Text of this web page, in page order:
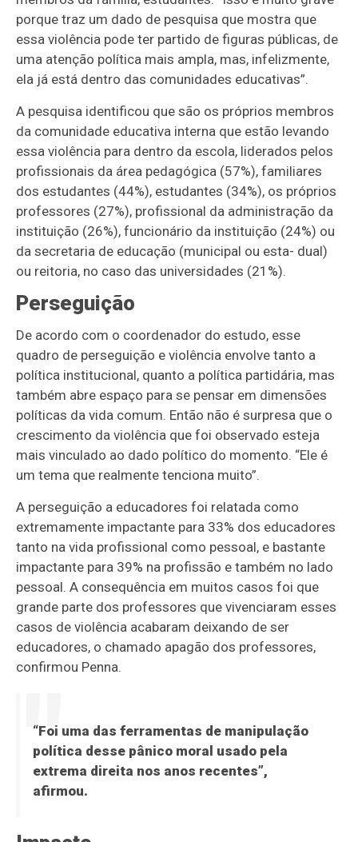
porque traz um dado de pesquisa que mostra que
essa violência pode ter partido de figuras públicas, de
uma atenção política mais ampla, mas, infelizmente,
ela já está dentro das comunidades educativas”.
A pesquisa identificou que são os próprios membros
da comunidade educativa interna que estão levando
essa violência para dentro da escola, liderados pelos
profissionais da área pedagógica (57%), familiares
dos estudantes (44%), estudantes (34%), os próprios
professores (27%), profissional da administração da
instituição (26%), funcionário da instituição (24%) ou
da secretaria de educação (municipal ou esta- dual)
ou reitoria, no caso das universidades (21%).
Perseguição
De acordo com o coordenador do estudo, esse
quadro de perseguição e violência envolve tanto a
política institucional, quanto a política partidária, mas
também abre espaço para se pensar em dimensões
políticas da vida comum. Então não é surpresa que o
crescimento da violência que foi observado esteja
mais vinculado ao dado político do momento. “Ele é
um tema que realmente tenciona muito”.
A perseguição a educadores foi relatada como
extremamente impactante para 33% dos educadores
tanto na vida profissional como pessoal, e bastante
impactante para 39% na profissão e também no lado
pessoal. A consequência em muitos casos foi que
grande parte dos professores que vivenciaram esses
casos de violência acabaram deixando de ser
educadores, o chamado apagão dos professores,
confirmou Penna.
“Foi uma das ferramentas de manipulação
política desse pânico moral usado pela
extrema direita nos anos recentes”,
afirmou.